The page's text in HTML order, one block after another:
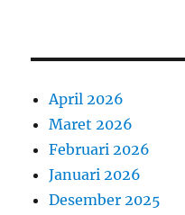
April 2026
Maret 2026
Februari 2026
Januari 2026
Desember 2025